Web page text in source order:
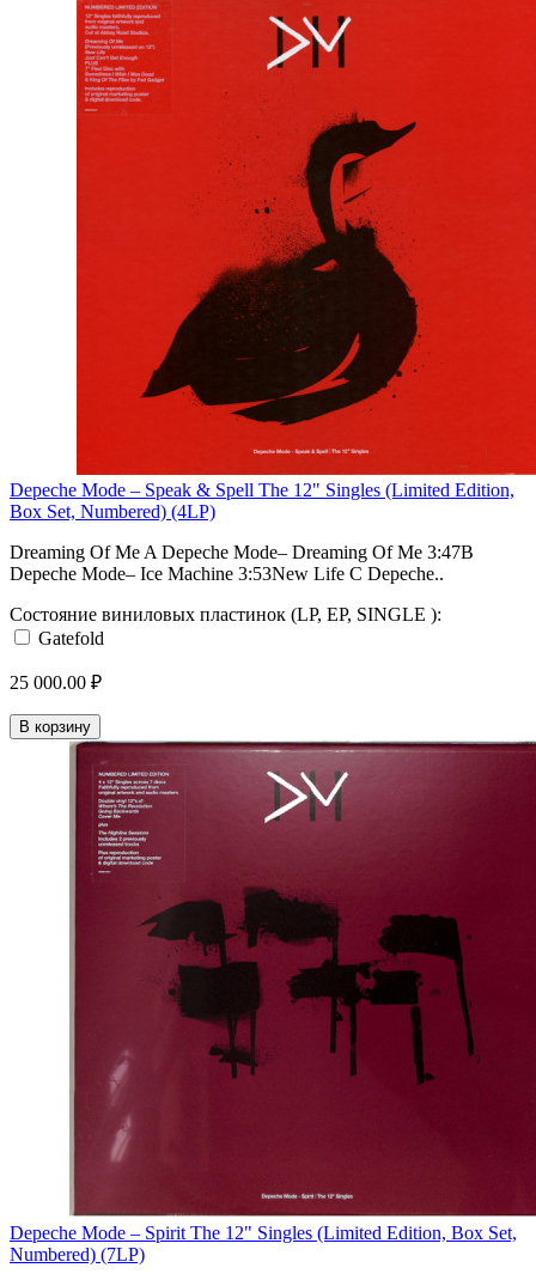
Depeche Mode – Speak & Spell The 12" Singles (Limited Edition,
Box Set, Numbered) (4LP)
Dreaming Of Me A Depeche Mode– Dreaming Of Me 3:47B
Depeche Mode– Ice Machine 3:53New Life C Depeche..
Состояние виниловых пластинок (LP, EP, SINGLE ):
Gatefold
25 000.00 ₽
В корзину
Depeche Mode – Spirit The 12" Singles (Limited Edition, Box Set,
Numbered) (7LP)